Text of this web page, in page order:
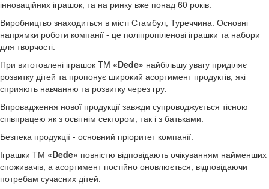
інноваційних іграшок, та на ринку вже понад 60 років.
Виробництво знаходиться в місті Стамбул, Туреччина. Основні
напрямки роботи компанії - це поліпропіленові іграшки та набори
для творчості.
При виготовлені іграшок TM «Dede» найбільшу увагу приділяє
розвитку дітей та пропонує широкий асортимент продуктів, які
сприяють навчанню та розвитку через гру.
Впровадження нової продукції завжди супроводжується тісною
співпрацею як з освітнім сектором, так і з батьками.
Безпека продукції - основний пріоритет компанії.
Іграшки ТМ «Dede» повністю відповідають очікуванням найменших
споживачів, а асортимент постійно оновлюється, відповідаючи
потребам сучасних дітей.